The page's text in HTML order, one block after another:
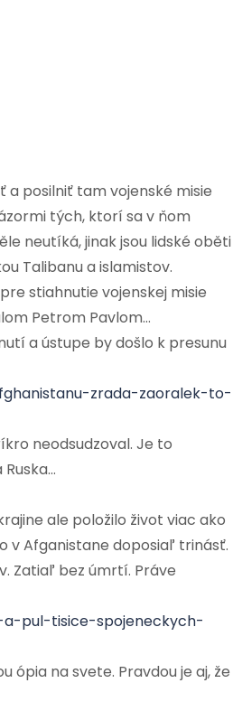
posilniť tam vojenské misie
tých, ktorí sa v ňom
neutíká, jinak jsou lidské oběti
Talibanu a islamistov.
stiahnutie vojenskej misie
Petrom Pavlom…
a ústupe by došlo k presunu
zrada-zaoralek-to-
neodsudzoval. Je to
ale položilo život viac ako
v Afganistane doposiaľ trinásť.
Zatiaľ bez úmrtí. Práve
pul-tisice-spojeneckych-
ópia na svete. Pravdou je aj, že